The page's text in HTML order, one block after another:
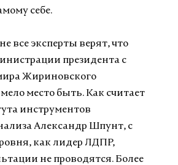
себе.
все эксперты верят, что
президента с
Жириновского
место быть. Как считает
инструментов
Александр Шпунт, с
как лидер ЛДПР,
не проводятся. Более